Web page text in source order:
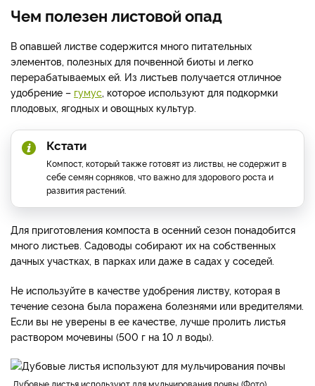
Чем полезен листовой опад
В опавшей листве содержится много питательных
элементов, полезных для почвенной биоты и легко
перерабатываемых ей. Из листьев получается отличное
удобрение – гумус , которое используют для подкормки
плодовых, ягодных и овощных культур.
Кстати
Компост, который также готовят из листвы, не содержит в
себе семян сорняков, что важно для здорового роста и
развития растений.
Для приготовления компоста в осенний сезон понадобится
много листьев. Садоводы собирают их на собственных
дачных участках, в парках или даже в садах у соседей.
Не используйте в качестве удобрения листву, которая в
течение сезона была поражена болезнями или вредителями.
Если вы не уверены в ее качестве, лучше пролить листья
раствором мочевины (500 г на 10 л воды).
дубовые листья используют для мульчирования почвы. Фото